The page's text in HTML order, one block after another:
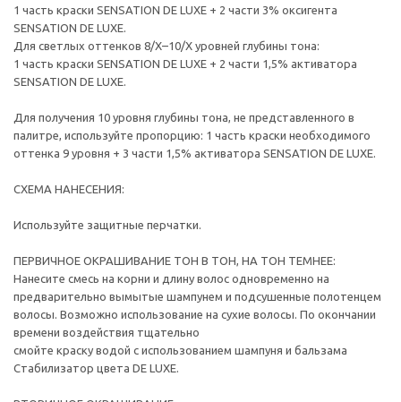
1 часть краски SENSATION DE LUXE + 2 части 3% оксигента
SENSATION DE LUXE.
Для светлых оттенков 8/Х–10/Х уровней глубины тона:
1 часть краски SENSATION DE LUXE + 2 части 1,5% активатора
SENSATION DE LUXE.
Для получения 10 уровня глубины тона, не представленного в
палитре, используйте пропорцию: 1 часть краски необходимого
оттенка 9 уровня + 3 части 1,5% активатора SENSATION DE LUXE.
СХЕМА НАНЕСЕНИЯ:
Используйте защитные перчатки.
ПЕРВИЧНОЕ ОКРАШИВАНИЕ ТОН В ТОН, НА ТОН ТЕМНЕЕ:
Нанесите смесь на корни и длину волос одновременно на
предварительно вымытые шампунем и подсушенные полотенцем
волосы. Возможно использование на сухие волосы. По окончании
времени воздействия тщательно
смойте краску водой с использованием шампуня и бальзама
Стабилизатор цвета DE LUXE.